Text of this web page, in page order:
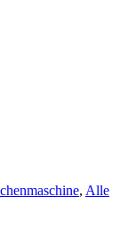
, Alle